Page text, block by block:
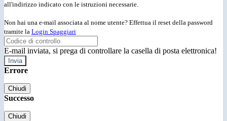
all'indirizzo indicato con le istruzioni necessarie.
Non hai una e-mail associata al nome utente? Effettua il reset della password
tramite la Login Spaggiari
E-mail inviata, si prega di controllare la casella di posta elettronica!
Errore
Chiudi
Successo
Chiudi